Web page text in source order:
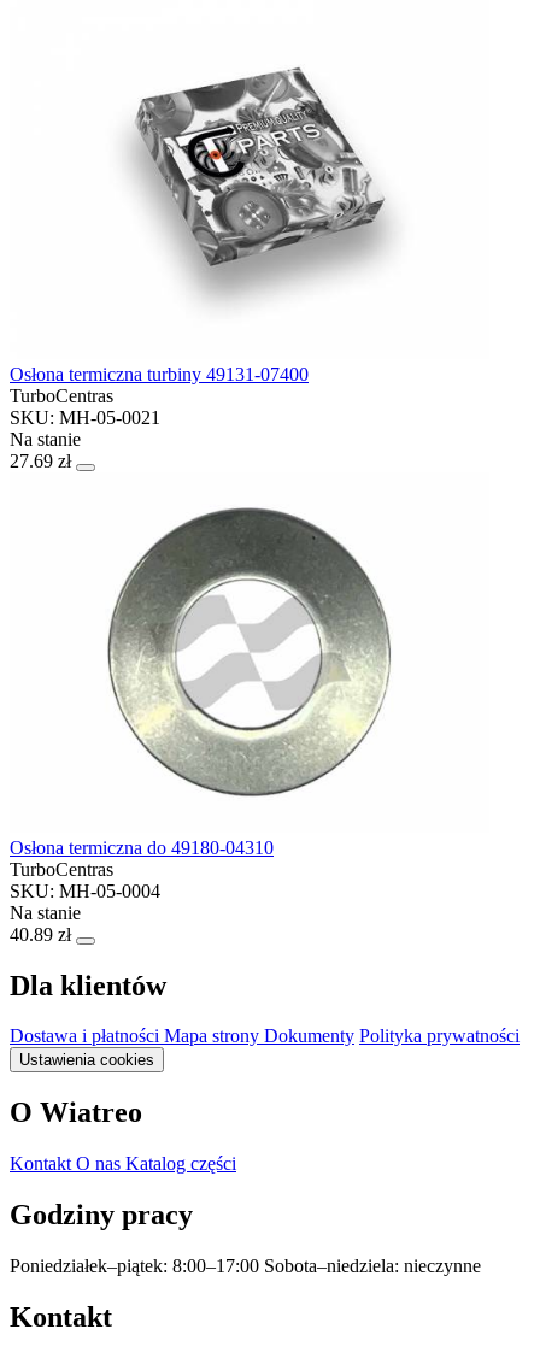
Osłona termiczna turbiny 49131-07400
TurboCentras
SKU: MH-05-0021
Na stanie
27.69 zł
Osłona termiczna do 49180-04310
TurboCentras
SKU: MH-05-0004
Na stanie
40.89 zł
Dla klientów
Dostawa i płatności Mapa strony Dokumenty Polityka prywatności
Ustawienia cookies
O Wiatreo
Kontakt O nas Katalog części
Godziny pracy
Poniedziałek–piątek: 8:00–17:00 Sobota–niedziela: nieczynne
Kontakt